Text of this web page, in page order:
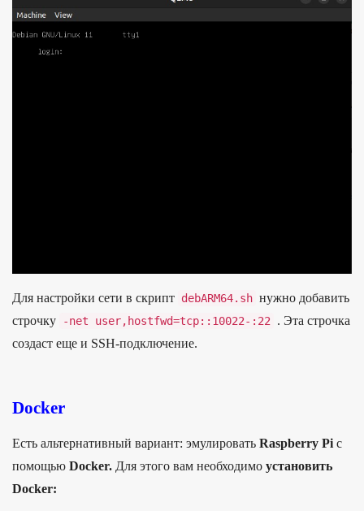
Для нас­трой­ки сети в скрипт debARM64. sh нуж­но добавить
строч­ку
-net user, hostfwd=tcp:: 10022-: 22
. Эта строч­ка
соз­даст еще и SSH-под­клю­чение.
Docker
Есть альтернативный вариант: эмулировать Raspberry Pi с
помощью Docker. Для этого вам необходимо установить
Docker: